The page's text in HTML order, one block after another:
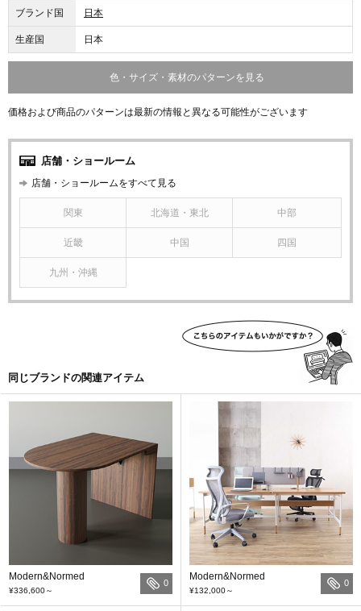
ブランド国 日本
生産国 日本
色・サイズ・素材のパターンを見る
価格および商品のパターンは最新の情報と異なる可能性がございます
店舗・ショールーム
店舗・ショールームをすべて見る
関東 北海道・東北 中部
近畿 中国 四国
九州・沖縄
同じブランドの関連アイテム
Modern&Normed
¥336,600～
0
Modern&Normed
¥132,000～
0